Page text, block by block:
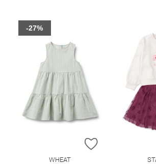
ZUR
WHEAT
-27%